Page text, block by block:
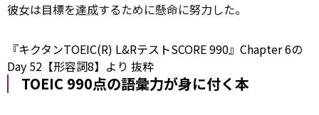
彼女は目標を達成するために懸命に努力した。
『キクタンTOEIC(R) L&RテストSCORE 990』Chapter 6の
Day 52【形容詞8】より 抜粋
TOEIC 990点の語彙力が身に付く本